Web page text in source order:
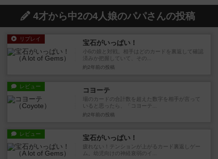
4才から中2の4人娘のパパさんの投稿
リプレイ 宝石がいっぱい！
小6の娘と対戦。相手はどのカードを裏返して確認
済みか把握していて、その...
約2年前 の投稿
レビュー コヨーテ
場のカードの合計数を超えた数字を相手が言って
いると思ったら、「コヨーテ...
約2年前 の投稿
レビュー 宝石がいっぱい！
疲れない！テンションが上がるカード裏返しゲー
ム。幼児向けの神経衰弱のイ...